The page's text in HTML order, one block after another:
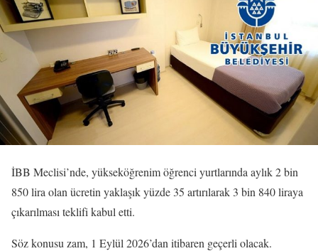
İBB Meclisi’nde, yükseköğrenim öğrenci yurtlarında aylık 2 bin
850 lira olan ücretin yaklaşık yüzde 35 artırılarak 3 bin 840 liraya
çıkarılması teklifi kabul etti.
Söz konusu zam, 1 Eylül 2026’dan itibaren geçerli olacak.